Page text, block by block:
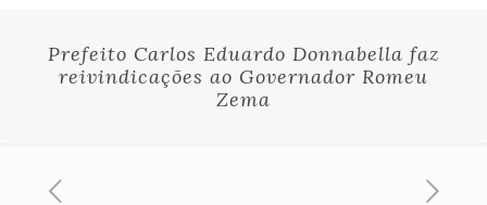
Prefeito Carlos Eduardo Donnabella faz
reivindicações ao Governador Romeu
Zema